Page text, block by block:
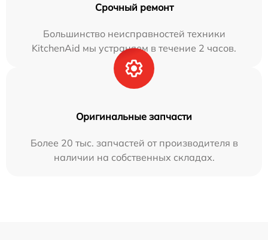
Срочный ремонт
Большинство неисправностей техники
KitchenAid мы устраняем в течение 2 часов.
Оригинальные запчасти
Более 20 тыс. запчастей от производителя в
наличии на собственных складах.